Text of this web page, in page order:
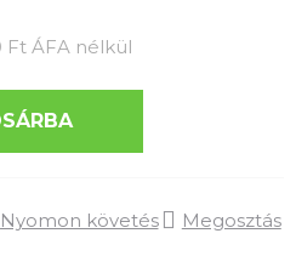
Ft ÁFA nélkül
Nyomon követés Megosztás